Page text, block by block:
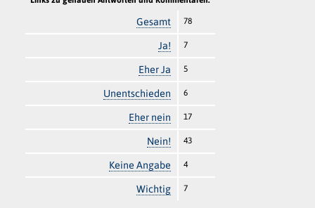
Gesamt 78
Ja! 7
Eher Ja 5
Unentschieden 6
Eher nein 17
Nein! 43
Keine Angabe 4
Wichtig 7